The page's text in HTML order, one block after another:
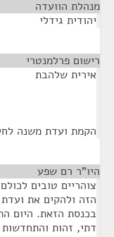
מנהלת הוועדה
יהודית גידלי
רישום פרלמנטרי
אירית שלהבת
הקמת ועדת משנה
היו"ר רם שפע
צוהריים טובים
הזה ולהקים את
בכנסת הזאת. היום
דתי, זהות